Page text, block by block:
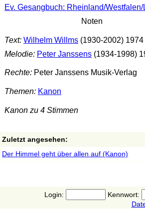
Ev. Gesangbuch: Rheinland/
Noten
Text: Wilhelm Willms(1930-2002) 1974
Melodie: Peter Janssens(1934-1998)
Rechte:Peter Janssens Musik-Verlag
Themen: Kanon
Kanon zu 4 Stimmen
Zuletzt angesehen:
Der Himmel geht über allen auf (Kanon)
Login:
Kennwort: